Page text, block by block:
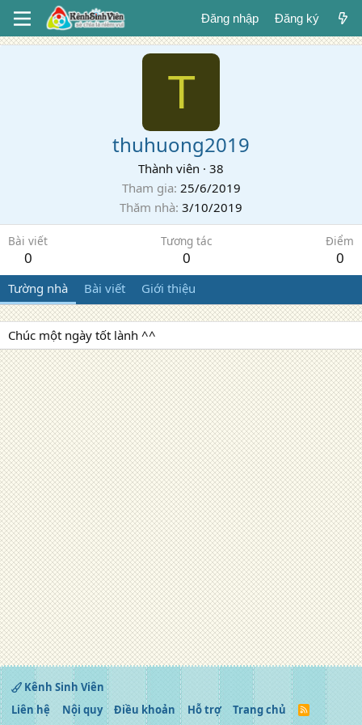
Đăng nhập Đăng ký
T
thuhuong2019
Thành viên · 38
Tham gia 25/6/2019
Thăm nhà 3/10/2019
Bài viết
0
Tương tác
0
Điểm
0
Tường nhà Bài viết Giới thiệu
Chúc một ngày tốt lành ^^
Kênh Sinh Viên
Liên hệ
Nội quy Điều khoản Hỗ trợ Trang chủ
R